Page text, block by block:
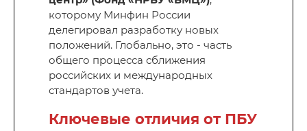
которому Минфин России
делегировал разработку новых
положений. Глобально, это - часть
общего процесса сближения
российских и международных
стандартов учета.
Ключевые отличия от ПБУ